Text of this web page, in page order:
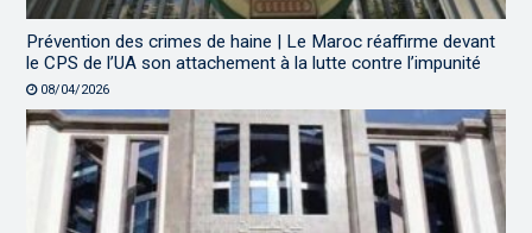
Prévention des crimes de haine | Le Maroc réaffirme devant
le CPS de l’UA son attachement à la lutte contre l’impunité
08/04/2026